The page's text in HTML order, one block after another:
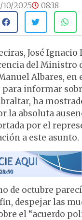
10/2025 08:38
José Ignacio
del Ministro
Albares, en
para informar
ha
la absoluta
por el
a este asunto.
de octubre
despejar las
el “acuerdo